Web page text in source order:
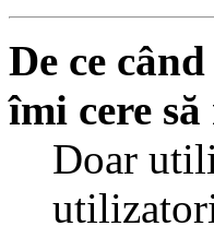
De ce
îmi cere
Doar